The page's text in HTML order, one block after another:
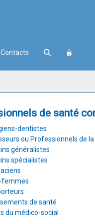
Contacts
de santé
dentistes
ou Professionnels de la
généralistes
spécialistes
femmes
de santé
du médico-social